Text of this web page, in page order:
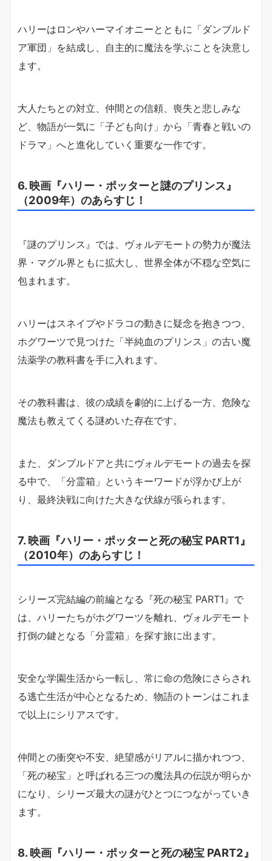
ハリーはロンやハーマイオニーとともに「ダンブルド
ア軍団」を結成し、自主的に魔法を学ぶことを決意し
ます。
大人たちとの対立、仲間との信頼、喪失と悲しみな
ど、物語が一気に「子ども向け」から「青春と戦いの
ドラマ」へと進化していく重要な一作です。
6. 映画『ハリー・ポッターと謎のプリンス』
（2009年）のあらすじ！
『謎のプリンス』では、ヴォルデモートの勢力が魔法
界・マグル界ともに拡大し、世界全体が不穏な空気に
包まれます。
ハリーはスネイプやドラコの動きに疑念を抱きつつ、
ホグワーツで見つけた「半純血のプリンス」の古い魔
法薬学の教科書を手に入れます。
その教科書は、彼の成績を劇的に上げる一方、危険な
魔法も教えてくる謎めいた存在です。
また、ダンブルドアと共にヴォルデモートの過去を探
る中で、「分霊箱」というキーワードが浮かび上が
り、最終決戦に向けた大きな伏線が張られます。
7. 映画『ハリー・ポッターと死の秘宝 PART1』
（2010年）のあらすじ！
シリーズ完結編の前編となる『死の秘宝 PART1』で
は、ハリーたちがホグワーツを離れ、ヴォルデモート
打倒の鍵となる「分霊箱」を探す旅に出ます。
安全な学園生活から一転し、常に命の危険にさらされ
る逃亡生活が中心となるため、物語のトーンはこれま
で以上にシリアスです。
仲間との衝突や不安、絶望感がリアルに描かれつつ、
「死の秘宝」と呼ばれる三つの魔法具の伝説が明らか
になり、シリーズ最大の謎がひとつにつながっていき
ます。
8. 映画『ハリー・ポッターと死の秘宝 PART2』